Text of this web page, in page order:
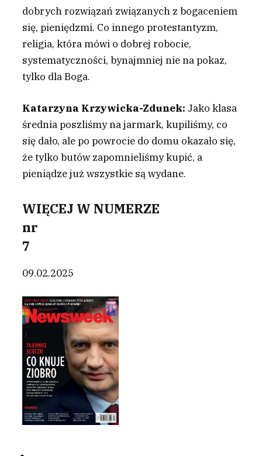
dobrych rozwiązań związanych z bogaceniem
się, pieniędzmi. Co innego protestantyzm,
religia, która mówi o dobrej robocie,
systematyczności, bynajmniej nie na pokaz,
tylko dla Boga.
Katarzyna Krzywicka-Zdunek: Jako klasa
średnia poszliśmy na jarmark, kupiliśmy, co
się dało, ale po powrocie do domu okazało się,
że tylko butów zapomnieliśmy kupić, a
pieniądze już wszystkie są wydane.
WIĘCEJ W NUMERZE
nr
7
09.02.2025